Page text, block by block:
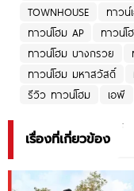
TOWNHOUSE
ทาวน์
ทาวน์โฮม AP
ทาวน์
ทาวน์โฮม บางกรวย
ทาวน์โฮม มหาสวัสดิ์
รีวิว ทาวน์โฮม
เอพี
เรื่องที่เกี่ยวข้อง